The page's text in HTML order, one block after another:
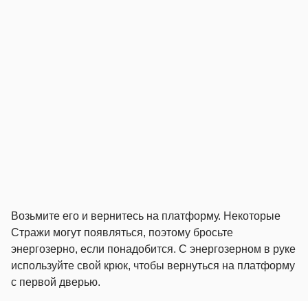
Возьмите его и вернитесь на платформу. Некоторые
Стражи могут появляться, поэтому бросьте
энергозерно, если понадобится. С энергозерном в руке
используйте свой крюк, чтобы вернуться на платформу
с первой дверью.